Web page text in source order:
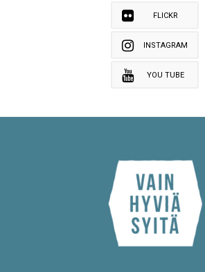
FLICKR
INSTAGRAM
YOU TUBE